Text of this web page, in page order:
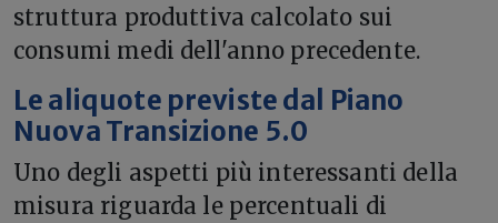
struttura produttiva calcolato sui
consumi medi dell'anno precedente.
Le aliquote previste dal Piano
Nuova Transizione 5.0
Uno degli aspetti più interessanti della
misura riguarda le percentuali di